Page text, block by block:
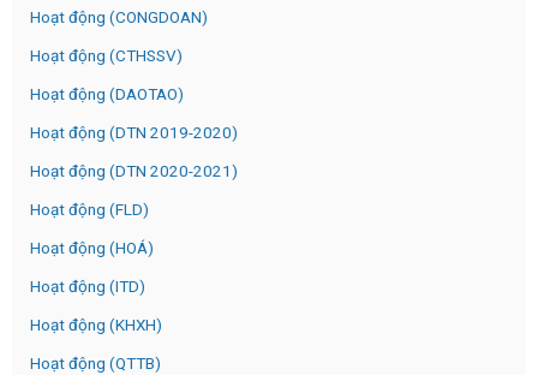
Hoạt động (CONGDOAN)
Hoạt động (CTHSSV)
Hoạt động (DAOTAO)
Hoạt động (DTN 2019-2020)
Hoạt động (DTN 2020-2021)
Hoạt động (FLD)
Hoạt động (HOÁ)
Hoạt động (ITD)
Hoạt động (KHXH)
Hoạt động (QTTB)